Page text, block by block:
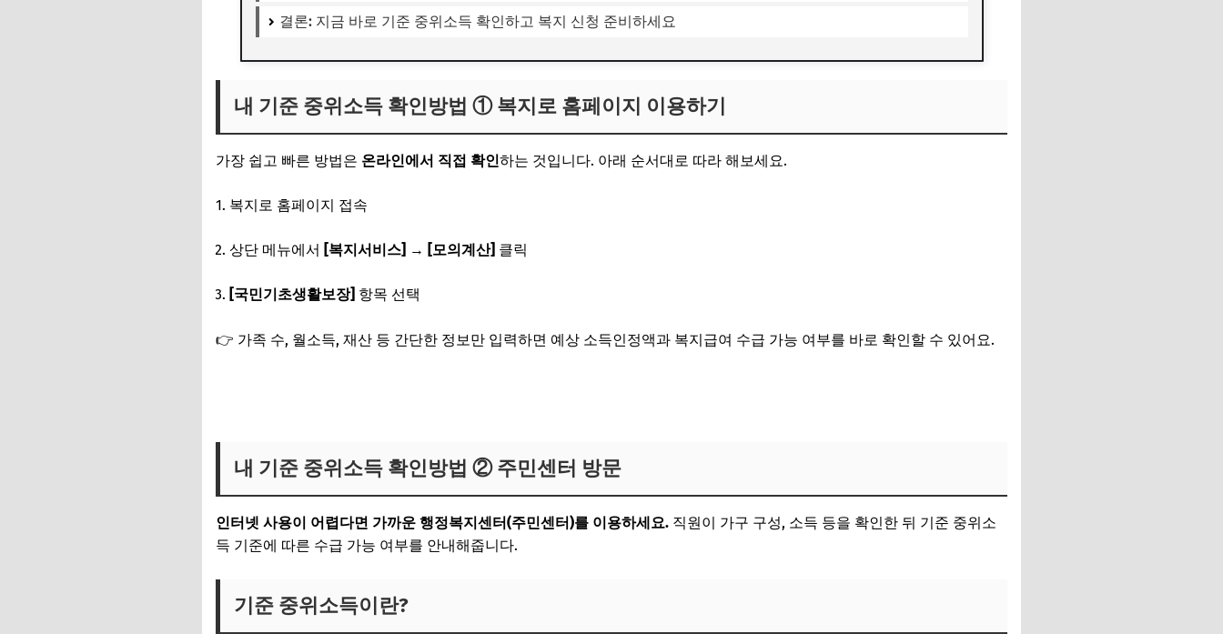
결론: 지금 바로 기준 중위소득 확인하고 복지 신청 준비하세요
내 기준 중위소득 확인방법 ① 복지로 홈페이지 이용하기
가장 쉽고 빠른 방법은 온라인에서 직접 확인하는 것입니다. 아래 순서대로 따라 해보세요.
복지로 홈페이지 접속
상단 메뉴에서 [복지서비스] → [모의계산] 클릭
[국민기초생활보장] 항목 선택
👉 가족 수, 월소득, 재산 등 간단한 정보만 입력하면 예상 소득인정액과 복지급여 수급 가능 여부를 바로 확인할 수 있어요.
내 기준 중위소득 확인방법 ② 주민센터 방문
인터넷 사용이 어렵다면 가까운 행정복지센터(주민센터)를 이용하세요. 직원이 가구 구성, 소득 등을 확인한 뒤 기준 중위소
득 기준에 따른 수급 가능 여부를 안내해줍니다.
기준 중위소득이란?